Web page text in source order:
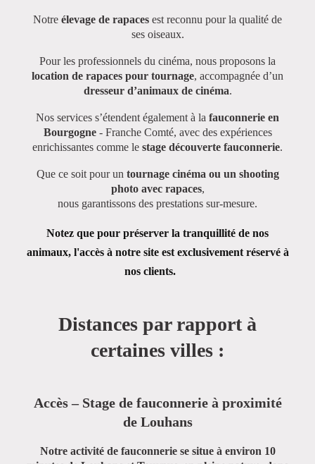
Notre élevage de rapaces est reconnu pour la qualité de
ses oiseaux.
Pour les professionnels du cinéma, nous proposons la
location de rapaces pour tournage, accompagnée d’un
dresseur d’animaux de cinéma.
Nos services s’étendent également à la fauconnerie en
Bourgogne- Franche Comté, avec des expériences
enrichissantes comme le stage découverte fauconnerie.
Que ce soit pour un tournage cinéma ou un shooting
photo avec rapaces,
nous garantissons des prestations sur-mesure.
Notez que pour préserver la tranquillité de nos
animaux, l'accès à notre site est exclusivement réservé à
nos clients.
Distances par rapport à
certaines villes :
Accès – Stage de fauconnerie à proximité
de Louhans
Notre activité de fauconnerie se situe à environ 10